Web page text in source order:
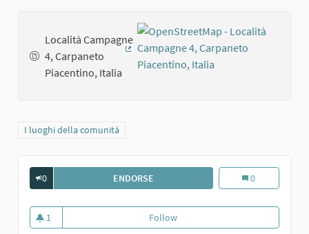
Località Campagne
4, Carpaneto
Piacentino, Italia
(External link)
Filter results for category: I luoghi della comunità
I luoghi della comunità
0 ENDORSE PIEVE DI TRAVAZZANO DIPieve di
0
1
1 follower
FollowPieve di Travazzano di